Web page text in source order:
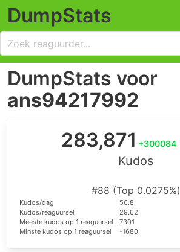
DumpStats
DumpStats voor
ans94217992
283,871 +300084
Kudos
#88 (Top 0.0275%)
Kudos/dag
56.8
Kudos/reaguursel
29.62
Meeste kudos op 1 reaguursel
7301
Minste kudos op 1 reaguursel
-1680